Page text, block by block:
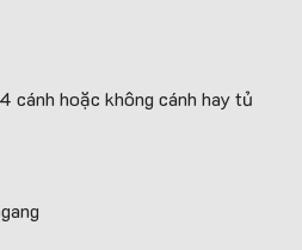
cánh hoặc không cánh hay tủ